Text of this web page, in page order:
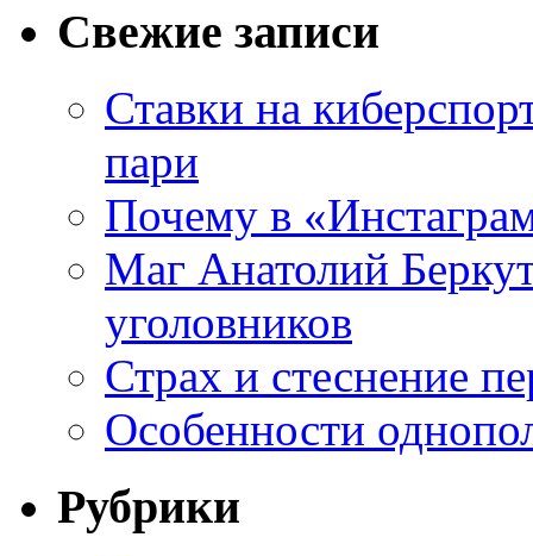
Свежие записи
Ставки на
пари
Почему в
Маг Анатолий
уголовников
Страх и стеснение
Особенности
Рубрики